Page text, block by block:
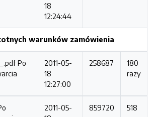
18
12:24:44
warunków zamówienia
Po
2011-05-
18
12:27:00
258687
180
razy
2011-05-
859720
518